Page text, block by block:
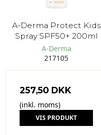
A-Derma Protect Kids
Spray SPF50+ 200ml
A-Derma
217105
257,50 DKK
(inkl. moms)
VIS PRODUKT